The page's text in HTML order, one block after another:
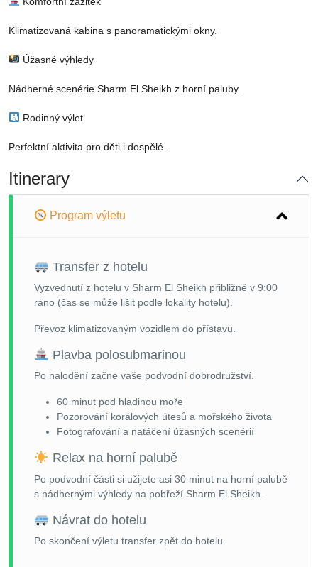
Klimatizovaná kabina s panoramatickými okny.
Úžasné výhledy
Nádherné scenérie Sharm El Sheikh z horní paluby.
Rodinný výlet
Perfektní aktivita pro děti i dospělé.
Itinerary
Program výletu
Transfer z hotelu
Vyzvednutí z hotelu v Sharm El Sheikh přibližně v 9:00
ráno (čas se může lišit podle lokality hotelu).
Převoz klimatizovaným vozidlem do přístavu.
Plavba polosubmarinou
Po nalodění začne vaše podvodní dobrodružství.
60 minut pod hladinou moře
Pozorování korálových útesů a mořského života
Fotografování a natáčení úžasných scenérií
Relax na horní palubě
Po podvodní části si užijete asi 30 minut na horní palubě
s nádhernými výhledy na pobřeží Sharm El Sheikh.
Návrat do hotelu
Po skončení výletu transfer zpět do hotelu.